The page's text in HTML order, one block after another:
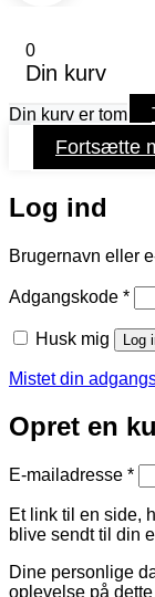
0
Din kurv
Din kurv er tom
Fortsætte
Log ind
Brugernavn eller
Adgangskode *
Husk mig Log
Mistet din
Opret en
E-mailadresse *
Et link til en side,
blive sendt til din
Dine personlige
oplevelse på